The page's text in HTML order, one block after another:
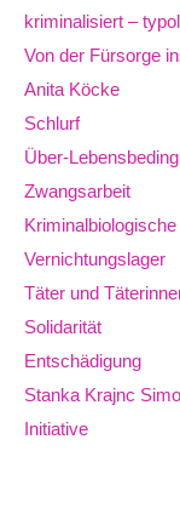
kriminalisiert –
Von der Fürsorge
Anita Köcke
Schlurf
Über-
Zwangsarbeit
Vernichtungslager
Täter und
Solidarität
Entschädigung
Stanka Krajnc
Initiative